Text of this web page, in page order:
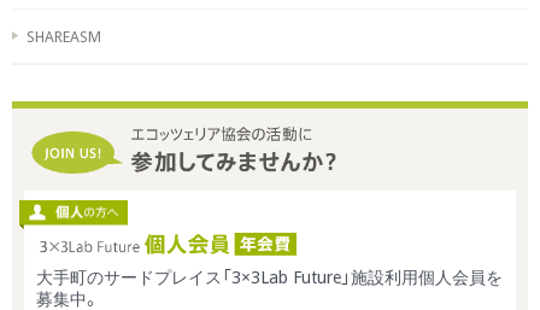
SHAREASM
大手町のサードプレイス「3×3Lab Future」施設利用個人会員を
募集中。